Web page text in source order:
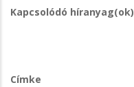
Kapcsolódó híranyag(ok)
Címke